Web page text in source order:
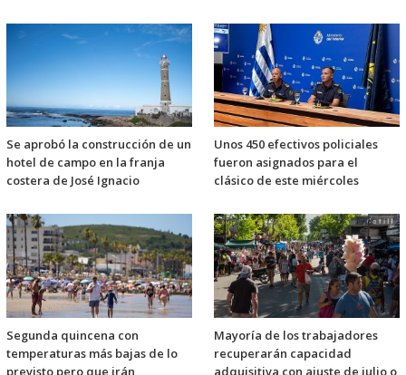
Se aprobó la construcción de un
hotel de campo en la franja
costera de José Ignacio
Unos 450 efectivos policiales
fueron asignados para el
clásico de este miércoles
Segunda quincena con
temperaturas más bajas de lo
previsto pero que irán
Mayoría de los trabajadores
recuperarán capacidad
adquisitiva con ajuste de julio o